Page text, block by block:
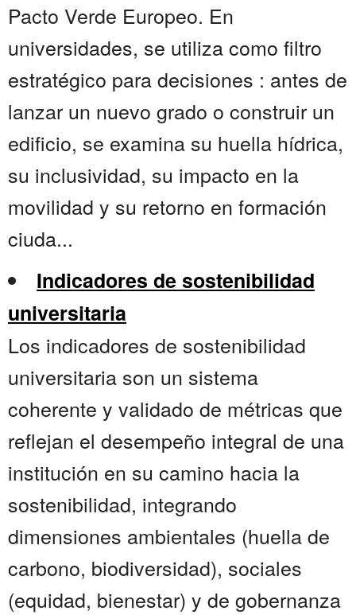
Pacto Verde Europeo. En
universidades, se utiliza como filtro
estratégico para decisiones : antes de
lanzar un nuevo grado o construir un
edificio, se examina su huella hídrica,
su inclusividad, su impacto en la
movilidad y su retorno en formación
ciuda...
Indicadores de sostenibilidad
universitaria
Los indicadores de sostenibilidad
universitaria son un sistema
coherente y validado de métricas que
reflejan el desempeño integral de una
institución en su camino hacia la
sostenibilidad, integrando
dimensiones ambientales (huella de
carbono, biodiversidad), sociales
(equidad, bienestar) y de gobernanza